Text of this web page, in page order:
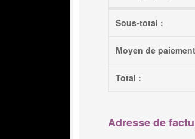
Sous-total :
Moyen de
Total :
Adresse de